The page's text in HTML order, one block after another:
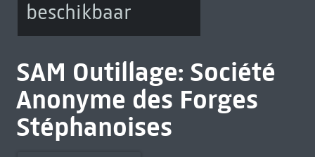
beschikbaar
SAM Outillage: Société
Anonyme des Forges
Stéphanoises